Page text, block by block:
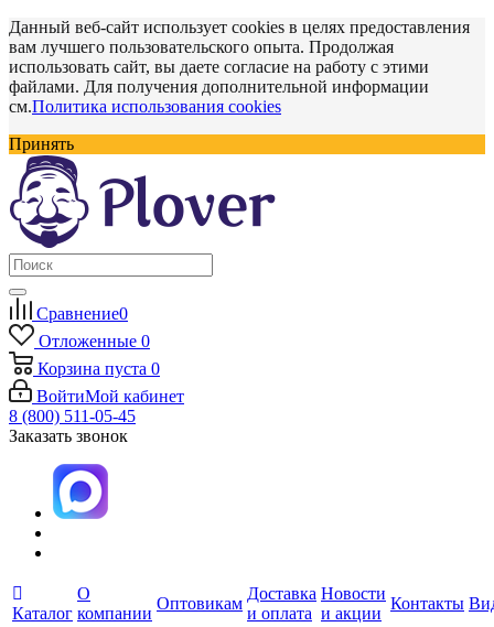
Данный веб-сайт использует cookies в целях предоставления
вам лучшего пользовательского опыта. Продолжая
использовать сайт, вы даете согласие на работу с этими
файлами. Для получения дополнительной информации
см.Политика использования cookies
Принять
Сравнение0
Отложенные 0
Корзина пуста 0
ВойтиМой кабинет
8 (800) 511-05-45
Заказать звонок
Каталог
О
компании
Оптовикам
Доставка
и оплата
Новости
и акции
Контакты